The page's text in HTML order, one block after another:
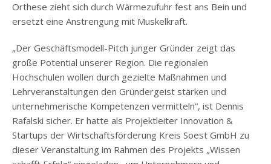
Orthese zieht sich durch Wärmezufuhr fest ans Bein und
ersetzt eine Anstrengung mit Muskelkraft.
„Der Geschäftsmodell-Pitch junger Gründer zeigt das
große Potential unserer Region. Die regionalen
Hochschulen wollen durch gezielte Maßnahmen und
Lehrveranstaltungen den Gründergeist stärken und
unternehmerische Kompetenzen vermitteln“, ist Dennis
Rafalski sicher. Er hatte als Projektleiter Innovation &
Startups der Wirtschaftsförderung Kreis Soest GmbH zu
dieser Veranstaltung im Rahmen des Projekts „Wissen